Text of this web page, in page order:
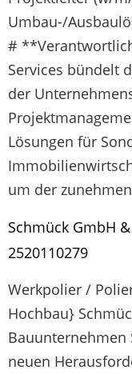
Umbau-/
#
Services bündelt
der
Lösungen für
um der
Schmück GmbH
2520110279
Werkpolier /
Hochbau}
Bauunternehmen
neuen